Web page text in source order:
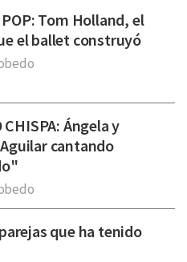
POP: Tom Holland, el
el ballet construyó
CHISPA: Ángela y
cantando
que ha tenido